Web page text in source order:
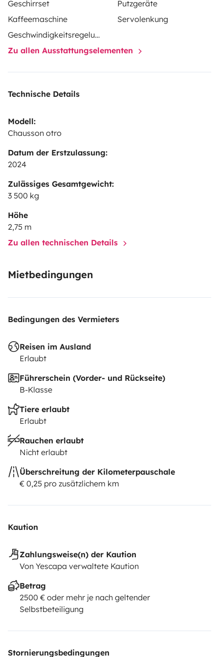
Geschirrset
Putzgeräte
Kaffeemaschine
Servolenkung
Geschwindigkeitsregelung
Zu allen Ausstattungselementen
Technische Details
Modell:
Chausson otro
Datum der Erstzulassung:
2024
Zulässiges Gesamtgewicht:
3 500 kg
Höhe
2,75 m
Zu allen technischen Details
Mietbedingungen
Bedingungen des Vermieters
Reisen im Ausland
Erlaubt
Führerschein (Vorder- und Rückseite)
B-Klasse
Tiere erlaubt
Erlaubt
Rauchen erlaubt
Nicht erlaubt
Überschreitung der Kilometerpauschale
€ 0,25 pro zusätzlichem km
Kaution
Zahlungsweise(n) der Kaution
Von Yescapa verwaltete Kaution
Betrag
2500 € oder mehr je nach geltender
Selbstbeteiligung
Stornierungsbedingungen